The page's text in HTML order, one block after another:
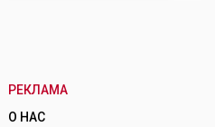
РЕКЛАМА
О НАС